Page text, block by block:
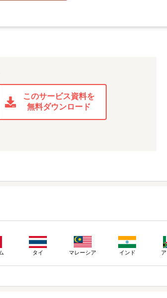
このサービス資料を
無料ダウンロード
タイ マレーシア インド